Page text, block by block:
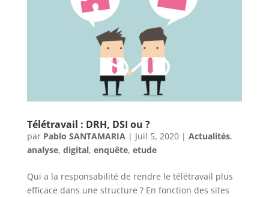
Télétravail : DRH, DSI ou ?
par Pablo SANTAMARIA| Juil 5, 2020| Actualités,
analyse, digital, enquête, etude
Qui a la responsabilité de rendre le télétravail plus
efficace dans une structure ? En fonction des sites